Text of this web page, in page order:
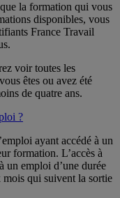
la formation qui vous
disponibles, vous
France Travail
voir toutes les
êtes ou avez été
de quatre ans.
?
ayant accédé à un
formation. L’accès à
un emploi d’une durée
mois qui suivent la sortie